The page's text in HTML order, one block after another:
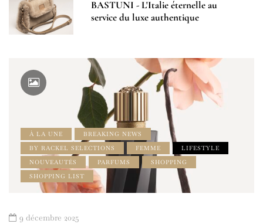
BASTUNI - L'Italie éternelle au
service du luxe authentique
À LA UNE
BREAKING NEWS
BY RACKEL SELECTIONS
FEMME
LIFESTYLE
NOUVEAUTÉS
PARFUMS
SHOPPING
SHOPPING LIST
9 décembre 2025